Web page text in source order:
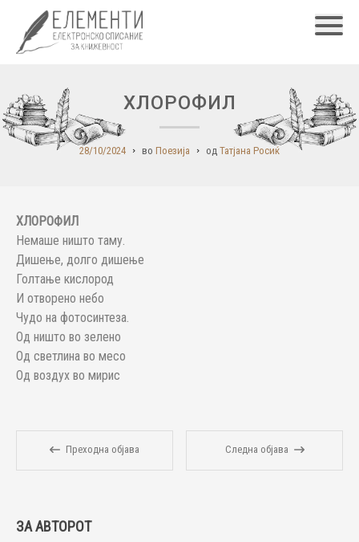
ХЛОРОФИЛ
28/10/2024 во Поезија од Татјана Росиќ
ХЛОРОФИЛ
Немаше ништо таму.
Дишење, долго дишење
Голтање кислород
И отворено небо
Чудо на фотосинтеза.
Од ништо во зелено
Од светлина во месо
Од воздух во мирис
Преходна објава Следна објава
ЗА АВТОРОТ